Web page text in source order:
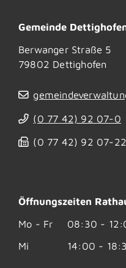
Gemeinde
Berwanger Straße 5
79802 Dettighofen
(0 77 42) 92 07-0
(0 77 42) 92 07-22
Öffnungszeiten
Mo - Fr
08:30 -
Mi
14:00 -